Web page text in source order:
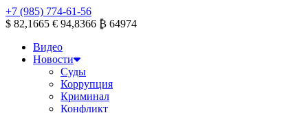
+7 (985) 774-61-56
$ 82,1665 € 94,8366 ₿ 64974
Видео
Новости
Суды
Коррупция
Криминал
Конфликт